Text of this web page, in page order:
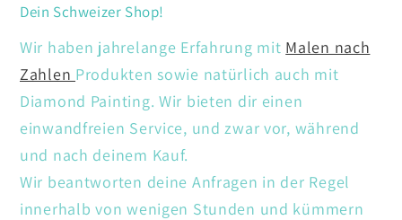
Dein Schweizer Shop!
Wir haben jahrelange Erfahrung mit Malen nach
Zahlen Produkten sowie natürlich auch mit
Diamond Painting. Wir bieten dir einen
einwandfreien Service, und zwar vor, während
und nach deinem Kauf.
Wir beantworten deine Anfragen in der Regel
innerhalb von wenigen Stunden und kümmern